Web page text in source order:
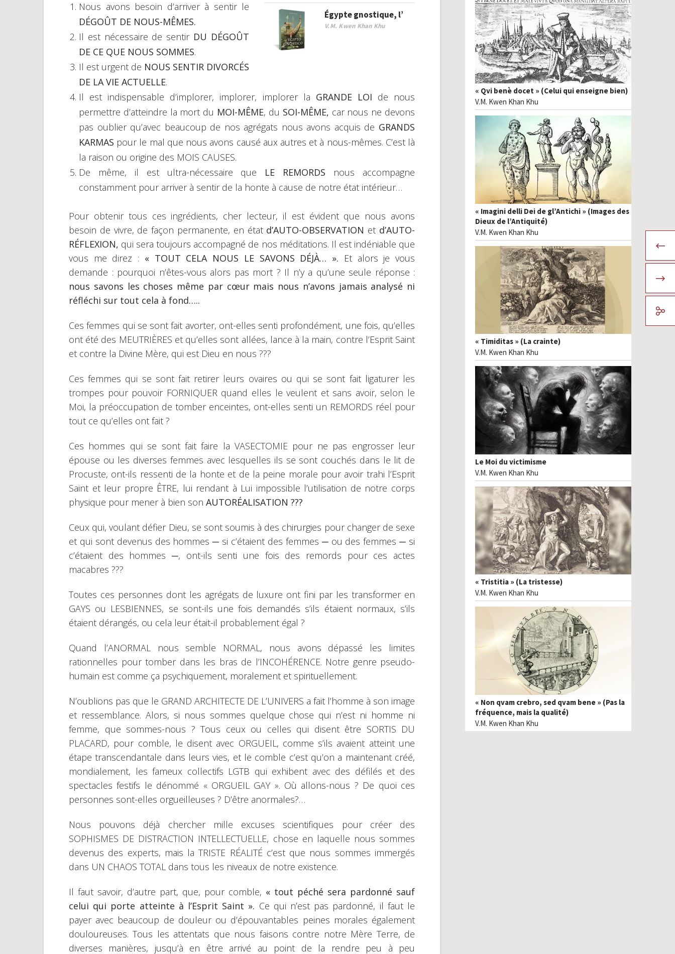
Égypte gnostique, l’
V.M. Kwen Khan Khu
Nous avons besoin d’arriver à sentir le
DÉGOÛT DE NOUS-MÊMES.
Il est nécessaire de sentir DU DÉGOÛT
DE CE QUE NOUS SOMMES.
Il est urgent de NOUS SENTIR DIVORCÉS
DE LA VIE ACTUELLE.
Il est indispensable d’implorer, implorer, implorer la GRANDE LOI de nous
permettre d’atteindre la mort du MOI-MÊME, du SOI-MÊME, car nous ne devons
pas oublier qu’avec beaucoup de nos agrégats nous avons acquis de GRANDS
KARMAS pour le mal que nous avons causé aux autres et à nous-mêmes. C’est là
la raison ou origine des MOIS CAUSES.
De même, il est ultra-nécessaire que LE REMORDS nous accompagne
constamment pour arriver à sentir de la honte à cause de notre état intérieur…
Pour obtenir tous ces ingrédients, cher lecteur, il est évident que nous avons
besoin de vivre, de façon permanente, en état d’AUTO-OBSERVATION et d’AUTO-
RÉFLEXION, qui sera toujours accompagné de nos méditations. Il est indéniable que
vous me direz : « TOUT CELA NOUS LE SAVONS DÉJÀ… ». Et alors je vous
demande : pourquoi n’êtes-vous alors pas mort ? Il n’y a qu’une seule réponse :
nous savons les choses même par cœur mais nous n’avons jamais analysé ni
réfléchi sur tout cela à fond…..
Ces femmes qui se sont fait avorter, ont-elles senti profondément, une fois, qu’elles
ont été des MEUTRIÈRES et qu’elles sont allées, lance à la main, contre l’Esprit Saint
et contre la Divine Mère, qui est Dieu en nous ???
Ces femmes qui se sont fait retirer leurs ovaires ou qui se sont fait ligaturer les
trompes pour pouvoir FORNIQUER quand elles le veulent et sans avoir, selon le
Moi, la préoccupation de tomber enceintes, ont-elles senti un REMORDS réel pour
tout ce qu’elles ont fait ?
Ces hommes qui se sont fait faire la VASECTOMIE pour ne pas engrosser leur
épouse ou les diverses femmes avec lesquelles ils se sont couchés dans le lit de
Procuste, ont-ils ressenti de la honte et de la peine morale pour avoir trahi l’Esprit
Saint et leur propre ÊTRE, lui rendant à Lui impossible l’utilisation de notre corps
physique pour mener à bien son AUTORÉALISATION ???
Ceux qui, voulant défier Dieu, se sont soumis à des chirurgies pour changer de sexe
et qui sont devenus des hommes ─ si c’étaient des femmes ─ ou des femmes ─ si
c’étaient des hommes ─, ont-ils senti une fois des remords pour ces actes
macabres ???
Toutes ces personnes dont les agrégats de luxure ont fini par les transformer en
GAYS ou LESBIENNES, se sont-ils une fois demandés s’ils étaient normaux, s’ils
étaient dérangés, ou cela leur était-il probablement égal ?
Quand l’ANORMAL nous semble NORMAL, nous avons dépassé les limites
rationnelles pour tomber dans les bras de l’INCOHÉRENCE. Notre genre pseudo-
humain est comme ça psychiquement, moralement et spirituellement.
N’oublions pas que le GRAND ARCHITECTE DE L’UNIVERS a fait l’homme à son image
et ressemblance. Alors, si nous sommes quelque chose qui n’est ni homme ni
femme, que sommes-nous ? Tous ceux ou celles qui disent être SORTIS DU
PLACARD, pour comble, le disent avec ORGUEIL, comme s’ils avaient atteint une
étape transcendantale dans leurs vies, et le comble c’est qu’on a maintenant créé,
mondialement, les fameux collectifs LGTB qui exhibent avec des défilés et des
spectacles festifs le dénommé « ORGUEIL GAY ». Où allons-nous ? De quoi ces
personnes sont-elles orgueilleuses ? D’être anormales?…
Nous pouvons déjà chercher mille excuses scientifiques pour créer des
SOPHISMES DE DISTRACTION INTELLECTUELLE, chose en laquelle nous sommes
devenus des experts, mais la TRISTE RÉALITÉ c’est que nous sommes immergés
dans UN CHAOS TOTAL dans tous les niveaux de notre existence.
Il faut savoir, d’autre part, que, pour comble, « tout péché sera pardonné sauf
celui qui porte atteinte à l’Esprit Saint ». Ce qui n’est pas pardonné, il faut le
payer avec beaucoup de douleur ou d’épouvantables peines morales également
douloureuses. Tous les attentats que nous faisons contre notre Mère Terre, de
diverses manières, jusqu’à en être arrivé au point de la rendre peu à peu
« Qvi benè docet » (Celui qui enseigne bien)
V.M. Kwen Khan Khu
« Imagini delli Dei de gl’Antichi » (Images des
Dieux de l’Antiquité)
V.M. Kwen Khan Khu
« Timiditas » (La crainte)
V.M. Kwen Khan Khu
Le Moi du victimisme
V.M. Kwen Khan Khu
« Tristitia » (La tristesse)
V.M. Kwen Khan Khu
« Non qvam crebro, sed qvam bene » (Pas la
fréquence, mais la qualité)
V.M. Kwen Khan Khu